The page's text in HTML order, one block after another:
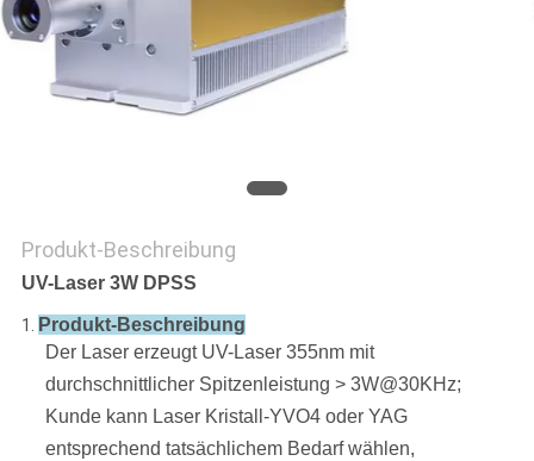
PRIVACY
POLICY
Produkt-Beschreibung
UV-Laser 3W DPSS
1. Produkt-Beschreibung
Der Laser erzeugt UV-Laser 355nm mit
durchschnittlicher Spitzenleistung > 3W@30KHz;
Kunde kann Laser Kristall-YVO4 oder YAG
entsprechend tatsächlichem Bedarf wählen,